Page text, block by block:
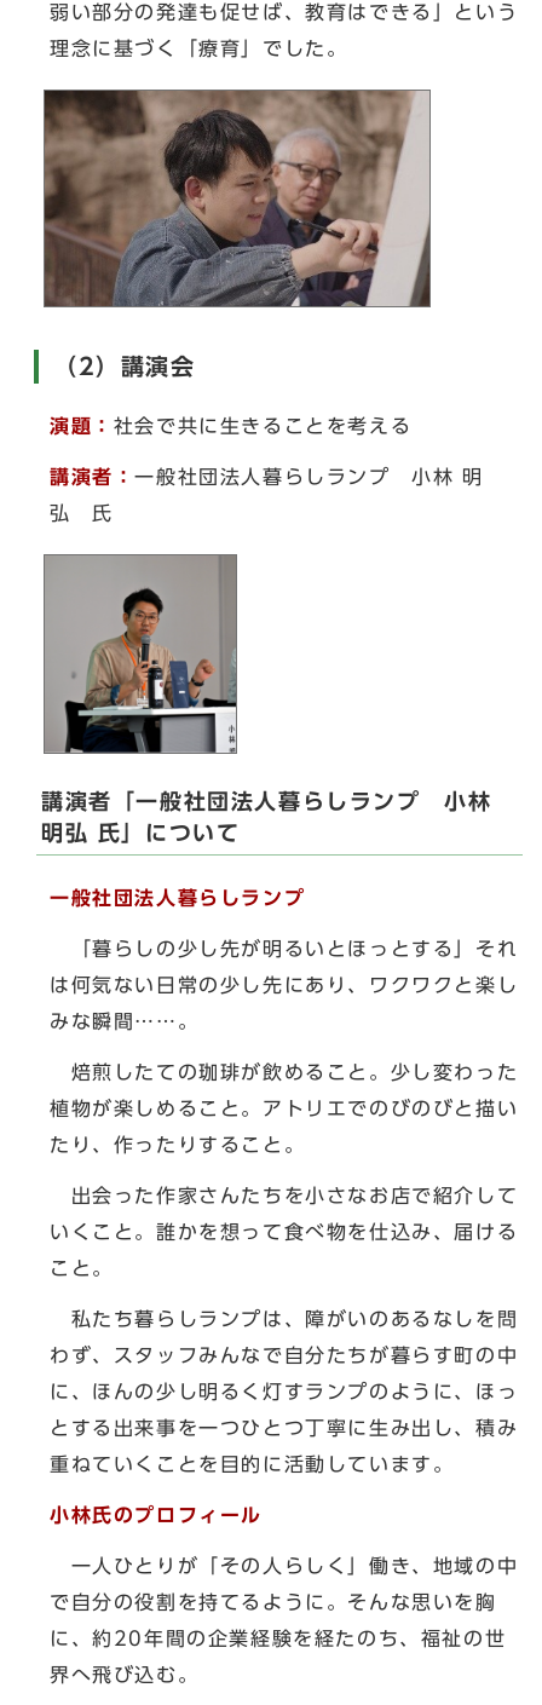
弱い部分の発達も促せば、教育はできる」という
理念に基づく「療育」でした。
（2）講演会
演題： 社会で共に生きることを考える
講演者：一般社団法人暮らしランプ 小林 明
弘 氏
講演者「一般社団法人暮らしランプ 小林
明弘 氏」について
一般社団法人暮らしランプ
「暮らしの少し先が明るいとほっとする」それ
は何気ない日常の少し先にあり、ワクワクと楽し
みな瞬間……。
焙煎したての珈琲が飲めること。少し変わった
植物が楽しめること。アトリエでのびのびと描い
たり、作ったりすること。
出会った作家さんたちを小さなお店で紹介して
いくこと。誰かを想って食べ物を仕込み、届ける
こと。
私たち暮らしランプは、障がいのあるなしを問
わず、スタッフみんなで自分たちが暮らす町の中
に、ほんの少し明るく灯すランプのように、ほっ
とする出来事を一つひとつ丁寧に生み出し、積み
重ねていくことを目的に活動しています。
小林氏のプロフィール
一人ひとりが「その人らしく」働き、地域の中
で自分の役割を持てるように。そんな思いを胸
に、約20年間の企業経験を経たのち、福祉の世
界へ飛び込む。